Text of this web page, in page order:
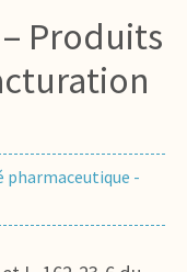
Produits
pharmaceutique -